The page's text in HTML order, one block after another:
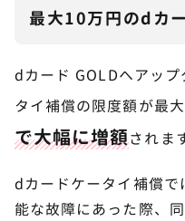
最大10万円のdカ
dカード GOLDへアッ
タイ補償の限度額が最
で大幅に増額されま
dカードケータイ補償
能な故障にあった際、